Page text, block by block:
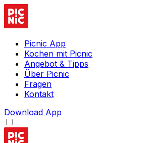
Picnic App
Kochen mit Picnic
Angebot & Tipps
Über Picnic
Fragen
Kontakt
Download App